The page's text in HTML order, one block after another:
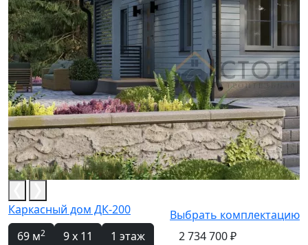
Каркасный дом ДК-200
69 м2 9 x 11 1 этаж
Выбрать комплектацию
2 734 700 ₽